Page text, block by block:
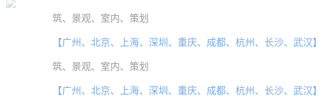
筑、景观、室内、策划
【广州、北京、上海、深圳、重庆、成都、杭州、长沙、武汉】
筑、景观、室内、策划
【广州、北京、上海、深圳、重庆、成都、杭州、长沙、武汉】